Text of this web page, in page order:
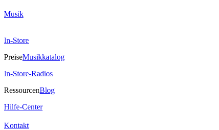
Musik
In-Store
PreiseMusikkatalog
In-Store-Radios
RessourcenBlog
Hilfe-Center
Kontakt